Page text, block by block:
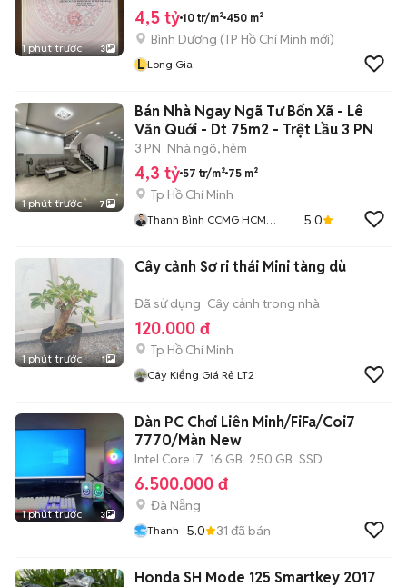
1 phút trước 3
4,5 tỷ 10 tr/m² 450 m²
Bình Dương (TP Hồ Chí Minh mới)
L Long Gia
1 phút trước 7
Bán Nhà Ngay Ngã Tư Bốn Xã - Lê
Văn Quới - Dt 75m2 - Trệt Lầu 3 PN
3 PN Nhà ngõ, hẻm
4,3 tỷ 57 tr/m² 75 m²
Tp Hồ Chí Minh
Thanh Bình CCMG HCM
5.0
1 phút trước 1
Cây cảnh Sơ ri thái Mini tàng dù
Đã sử dụng Cây cảnh trong nhà
120.000 đ
Tp Hồ Chí Minh
Cây Kiểng Giá Rẻ LT2
1 phút trước 3
Dàn PC Chơi Liên Minh/FiFa/Coi7
7770/Màn New
Intel Core i7 16 GB 250 GB SSD
6.500.000 đ
Đà Nẵng
Thanh 5.0 31 đã bán
Honda SH Mode 125 Smartkey 2017